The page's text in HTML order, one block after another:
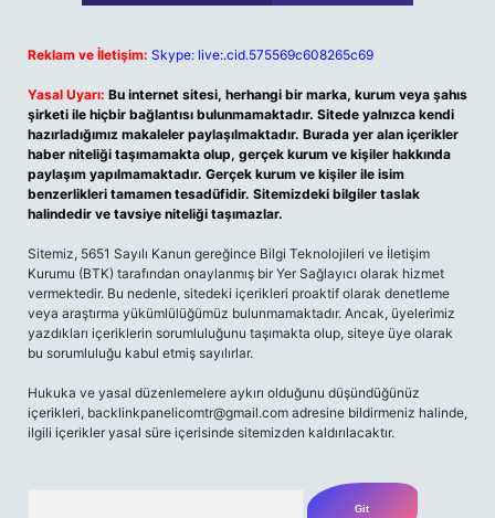
Reklam ve İletişim: Skype: live:.cid.575569c608265c69
Yasal Uyarı: Bu internet sitesi, herhangi bir marka, kurum veya şahıs
şirketi ile hiçbir bağlantısı bulunmamaktadır. Sitede yalnızca kendi
hazırladığımız makaleler paylaşılmaktadır. Burada yer alan içerikler
haber niteliği taşımamakta olup, gerçek kurum ve kişiler hakkında
paylaşım yapılmamaktadır. Gerçek kurum ve kişiler ile isim
benzerlikleri tamamen tesadüfidir. Sitemizdeki bilgiler taslak
halindedir ve tavsiye niteliği taşımazlar.
Sitemiz, 5651 Sayılı Kanun gereğince Bilgi Teknolojileri ve İletişim
Kurumu (BTK) tarafından onaylanmış bir Yer Sağlayıcı olarak hizmet
vermektedir. Bu nedenle, sitedeki içerikleri proaktif olarak denetleme
veya araştırma yükümlülüğümüz bulunmamaktadır. Ancak, üyelerimiz
yazdıkları içeriklerin sorumluluğunu taşımakta olup, siteye üye olarak
bu sorumluluğu kabul etmiş sayılırlar.
Hukuka ve yasal düzenlemelere aykırı olduğunu düşündüğünüz
içerikleri, backlinkpanelicomtr@gmail.com adresine bildirmeniz halinde,
ilgili içerikler yasal süre içerisinde sitemizden kaldırılacaktır.